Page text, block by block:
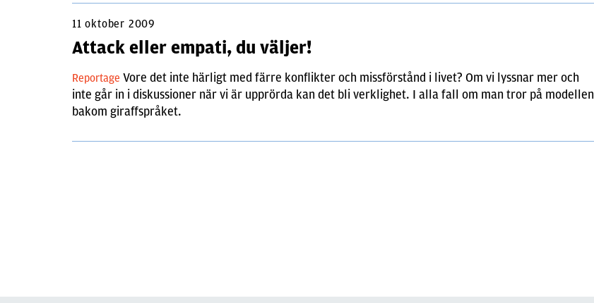
11 oktober 2009
Attack eller empati, du väljer!
Reportage Vore det inte härligt med färre konflikter och missförstånd i livet? Om vi lyssnar mer och
inte går in i diskussioner när vi är upprörda kan det bli verklighet. I alla fall om man tror på modellen
bakom giraffspråket.